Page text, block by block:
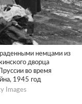
немцами из
дворца
во время
1945 год
Images